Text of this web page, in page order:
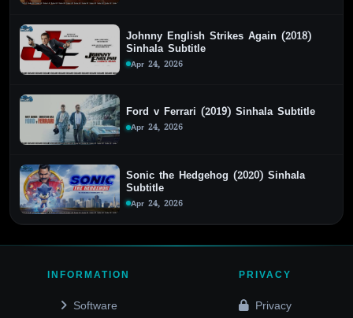
Johnny English Strikes Again (2018)
Sinhala Subtitle
Apr 24, 2026
Ford v Ferrari (2019) Sinhala Subtitle
Apr 24, 2026
Sonic the Hedgehog (2020) Sinhala
Subtitle
Apr 24, 2026
INFORMATION
Software
PRIVACY
Privacy